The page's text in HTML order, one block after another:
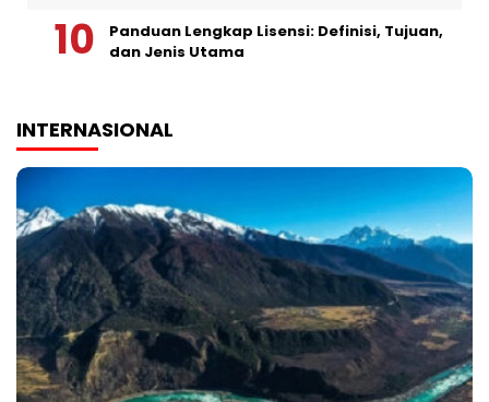
Panduan Lengkap Lisensi: Definisi, Tujuan,
dan Jenis Utama
INTERNASIONAL